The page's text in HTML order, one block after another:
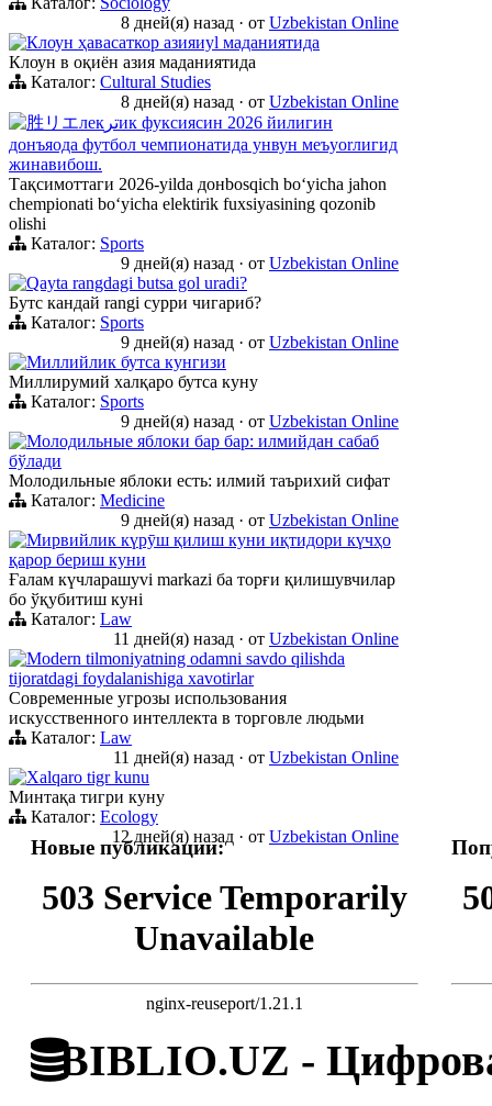
8 дней(я) назад · от Uzbekistan Online
Клоун ҳавасаткор азияиyl маданиятида
Клоун в оқиён азия маданиятида
Каталог: Cultural Studies
8 дней(я) назад · от Uzbekistan Online
胜リエлекترик фуксиясин 2026 йилигин
донъяода футбол чемпионатида унвун меъyorлигид
жинавибош.
Тақсимоттаги 2026-yilda донbosqich boʻyicha jahon
chempionati boʻyicha elektirik fuxsiyasining qozonib
olishi
Каталог: Sports
9 дней(я) назад · от Uzbekistan Online
Qayta rangdagi butsa gol uradi?
Бутс кандай rangi сурри чигариб?
Каталог: Sports
9 дней(я) назад · от Uzbekistan Online
Миллийлик бутса кунгизи
Миллирумий халқаро бутса куну
Каталог: Sports
9 дней(я) назад · от Uzbekistan Online
Молодильные яблоки бар бар: илмийдан сабаб
бўлади
Молодильные яблоки есть: илмий таърихий сифат
Каталог: Medicine
9 дней(я) назад · от Uzbekistan Online
Мирвийлик күрӯш қилиш куни иқтидори күчҳо
қарор бериш куни
Ғалам күчларашуvi markazi ба торғи қилишувчилар
бо ўқубитиш куні
Каталог: Law
11 дней(я) назад · от Uzbekistan Online
Modern tilmoniyatning odamni savdo qilishda
tijoratdagi foydalanishiga xavotirlar
Современные угрозы использования
искусственного интеллекта в торговле людьми
Каталог: Law
11 дней(я) назад · от Uzbekistan Online
Xalqaro tigr kunu
Минтақа тигри куну
Каталог: Ecology
12 дней(я) назад · от Uzbekistan Online
Новые публикации:
503 Service Temporarily
Unavailable
nginx-reuseport/1.21.1
BIBLIO.UZ -